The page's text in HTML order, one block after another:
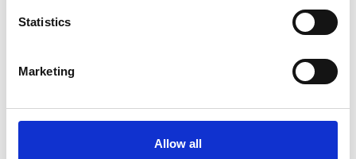
Statistics
Marketing
Allow all
Ristijärven kunta
Aholantie 25, 88400 Ristijärvi